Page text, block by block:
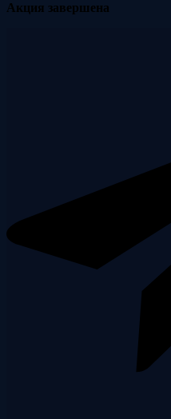
Акция завершена